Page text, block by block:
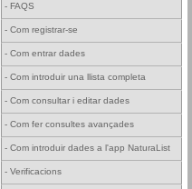
- FAQS
- Com registrar-se
- Com entrar dades
- Com introduir una llista completa
- Com consultar i editar dades
- Com fer consultes avançades
- Com introduir dades a l'app NaturaList
- Verificacions